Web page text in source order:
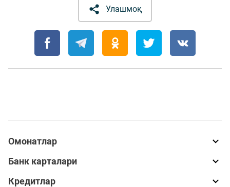
Улашмоқ
Омонатлар
Банк карталари
Кредитлар